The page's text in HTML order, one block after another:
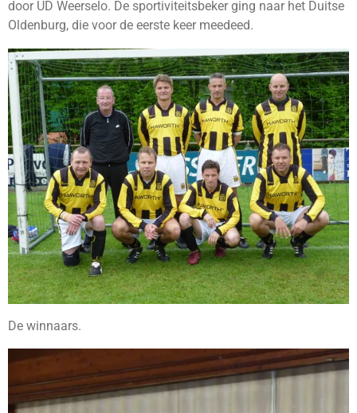
door UD Weerselo. De sportiviteitsbeker ging naar het Duitse
Oldenburg, die voor de eerste keer meedeed.
De winnaars.